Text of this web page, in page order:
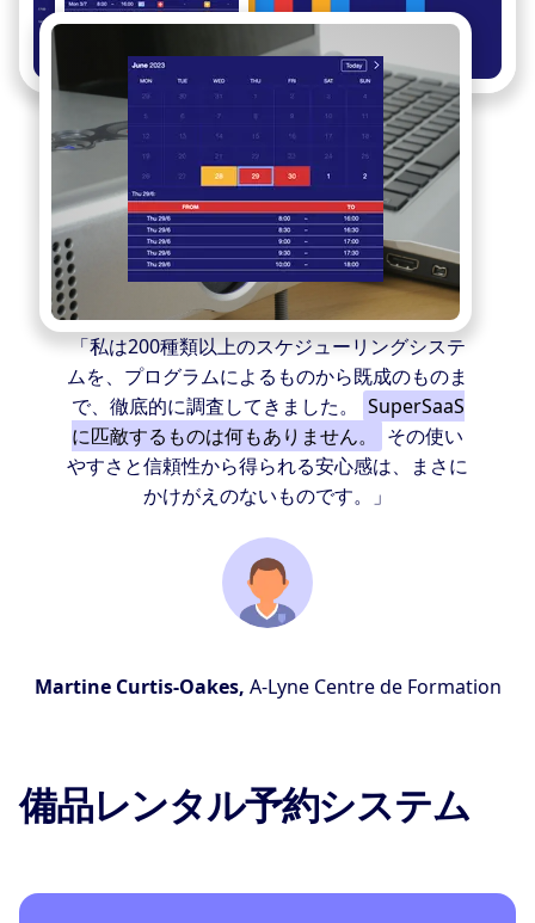
「私は200種類以上のスケジューリングシステ
ムを、プログラムによるものから既成のものま
で、徹底的に調査してきました。
SuperSaaS
に匹敵するものは何もありません。
その使い
やすさと信頼性から得られる安心感は、まさに
かけがえのないものです。」
Martine Curtis-Oakes, A-Lyne Centre de Formation
備品レンタル予約システム